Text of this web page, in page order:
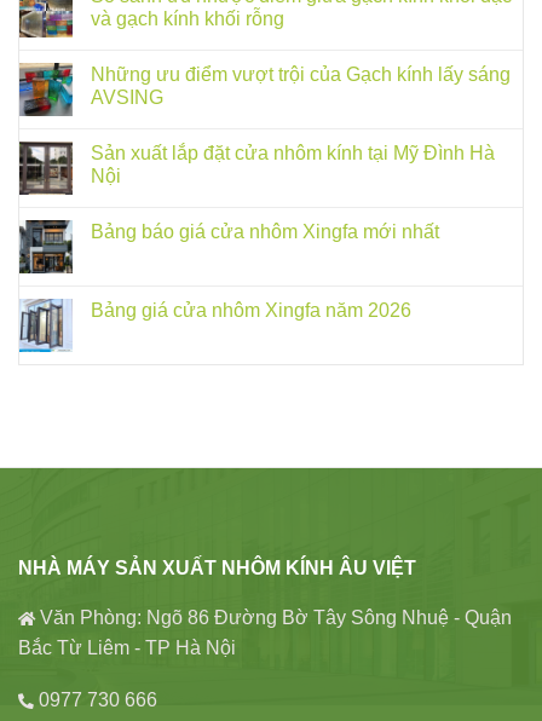
và gạch kính khối rỗng
Những ưu điểm vượt trội của Gạch kính lấy sáng
AVSING
Sản xuất lắp đặt cửa nhôm kính tại Mỹ Đình Hà
Nội
Bảng báo giá cửa nhôm Xingfa mới nhất
Bảng giá cửa nhôm Xingfa năm 2026
NHÀ MÁY SẢN XUẤT NHÔM KÍNH ÂU VIỆT
Văn Phòng: Ngõ 86 Đường Bờ Tây Sông Nhuệ - Quận
Bắc Từ Liêm - TP Hà Nội
0977 730 666